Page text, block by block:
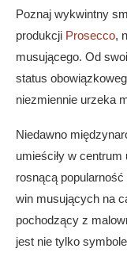
Poznaj wykwintny
produkcji Prosecco,
musującego. Od
status
niezmiennie urzeka
Niedawno
umieściły w
rosnącą
win musujących na
pochodzący z
jest nie tylko